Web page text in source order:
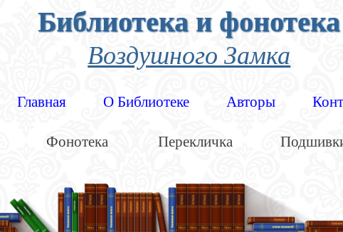
Библиотека и фонотека
Воздушного Замка
Главная О Библиотеке Авторы
Фонотека Перекличка